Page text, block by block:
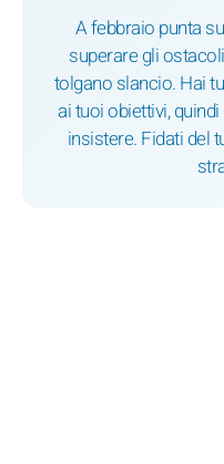
A febbraio punta
superare gli
tolgano slancio. Hai
ai tuoi obiettivi,
insistere. Fidati del